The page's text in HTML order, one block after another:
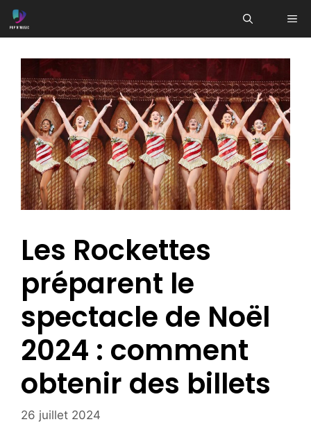
Aller
au
Les Rockettes
préparent le
spectacle de Noël
2024 : comment
obtenir des billets
26 juillet 2024